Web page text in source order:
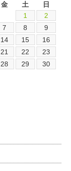
金 土
日
1
2
7 8
9
14 15
16
21 22
23
28 29
30